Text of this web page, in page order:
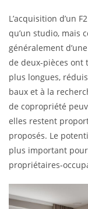
L’acquisition d’un
qu’un studio, mais
généralement
de deux-pièces ont
plus longues,
baux et à la
de copropriété
elles restent
proposés. Le
plus important
propriétaires-